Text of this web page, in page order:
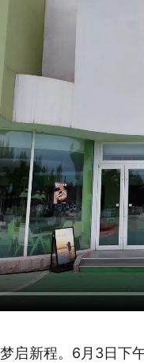
启新程。6月3日下